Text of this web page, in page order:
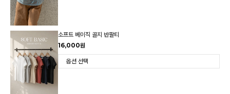
소프트 베이직 골지 반팔티
16,000원